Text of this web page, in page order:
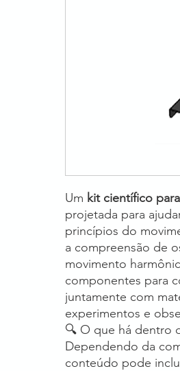
Um kit científico
projetada para
princípios do
a compreensão de
movimento
componentes para
juntamente com
experimentos e
🔍 O que há dentro
Dependendo da
conteúdo pode